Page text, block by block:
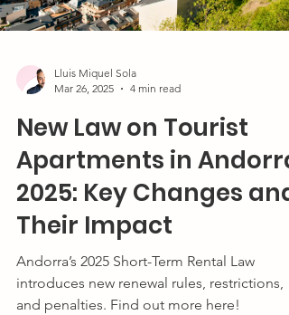
Lluis Miquel Sola
Mar 26, 2025
4 min read
New Law on Tourist
Apartments in Andorra
2025: Key Changes and
Their Impact
Andorra’s 2025 Short-Term Rental Law
introduces new renewal rules, restrictions,
and penalties. Find out more here!